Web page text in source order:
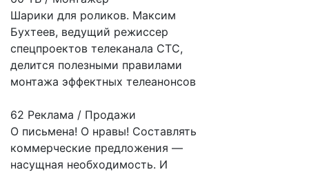
Шарики для роликов. Максим
Бухтеев, ведущий режиссер
спецпроектов телеканала СТС,
делится полезными правилами
монтажа эффектных телеанонсов
62 Реклама / Продажи
О письмена! О нравы! Составлять
коммерческие предложения —
насущная необходимость. И